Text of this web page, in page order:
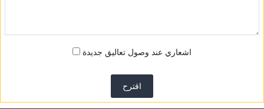
اشعاري عند وصول تعاليق جديدة
اقترح